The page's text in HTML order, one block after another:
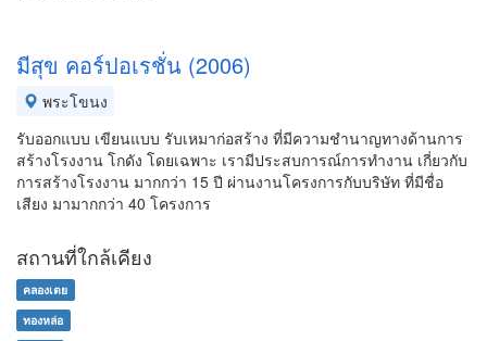
มีสุข คอร์ปอเรชั่น (2006)
พระโขนง
รับออกแบบ เขียนแบบ รับเหมาก่อสร้าง ที่มีความชำนาญทางด้านการ
สร้างโรงงาน โกดัง โดยเฉพาะ เรามีประสบการณ์การทำงาน เกี่ยวกับ
การสร้างโรงงาน มากกว่า 15 ปี ผ่านงานโครงการกับบริษัท ที่มีชื่อ
เสียง มามากกว่า 40 โครงการ
สถานที่ใกล้เคียง
คลองเตย
ทองหล่อ